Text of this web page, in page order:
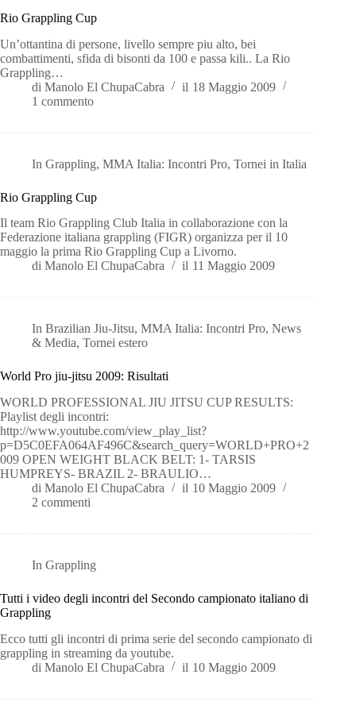
Rio Grappling Cup
Un’ottantina di persone, livello sempre piu alto, bei
combattimenti, sfida di bisonti da 100 e passa kili.. La Rio
Grappling…
di Manolo El ChupaCabra il 18 Maggio 2009
1 commento
In Grappling,MMA Italia: Incontri Pro,Tornei in Italia
Rio Grappling Cup
Il team Rio Grappling Club Italia in collaborazione con la
Federazione italiana grappling (FIGR) organizza per il 10
maggio la prima Rio Grappling Cup a Livorno.
di Manolo El ChupaCabra il 11 Maggio 2009
In Brazilian Jiu-Jitsu,MMA Italia: Incontri Pro,News
& Media, Tornei estero
World Pro jiu-jitsu 2009: Risultati
WORLD PROFESSIONAL JIU JITSU CUP RESULTS:
Playlist degli incontri:
http://www.youtube.com/view_play_list?
p=D5C0EFA064AF496C&search_query=WORLD+PRO+2
009 OPEN WEIGHT BLACK BELT: 1- TARSIS
HUMPREYS- BRAZIL 2- BRAULIO…
di Manolo El ChupaCabra il 10 Maggio 2009
2 commenti
In Grappling
Tutti i video degli incontri del Secondo campionato italiano di
Grappling
Ecco tutti gli incontri di prima serie del secondo campionato di
grappling in streaming da youtube.
di Manolo El ChupaCabra il 10 Maggio 2009